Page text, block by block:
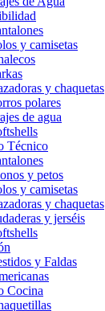
y camisetas
y chaquetas
polares
de agua
Técnico
y petos
y camisetas
y chaquetas
y jerséis
y Faldas
Cocina